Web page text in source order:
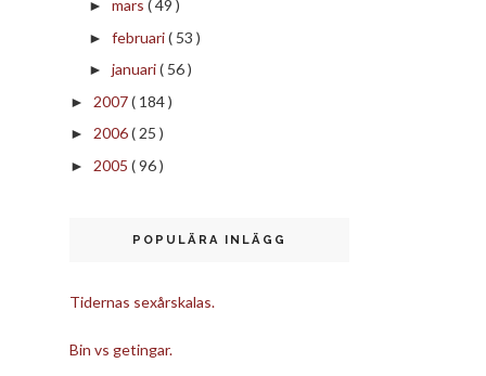
► mars ( 49 )
► februari( 53 )
► januari( 56 )
► 2007( 184 )
► 2006( 25 )
► 2005 ( 96 )
POPULÄRA INLÄGG
Tidernas sexårskalas.
Bin vs getingar.